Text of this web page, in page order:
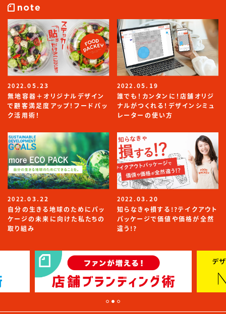
2022.05.23
無地容器＋オリジナルデザイン
で顧客満足度アップ！フードパッ
ク活用術！
2022.05.19
誰でも！カンタンに！店舗オリジ
ナルがつくれる！デザインシミュ
レーターの使い方
2022.03.22
自分の生きる地球のためにパッ
ケージの未来に向けた私たちの
取り組み
2022.03.20
知らなきゃ損する!?テイクアウト
パッケージで価値や価格が全然
違う!?